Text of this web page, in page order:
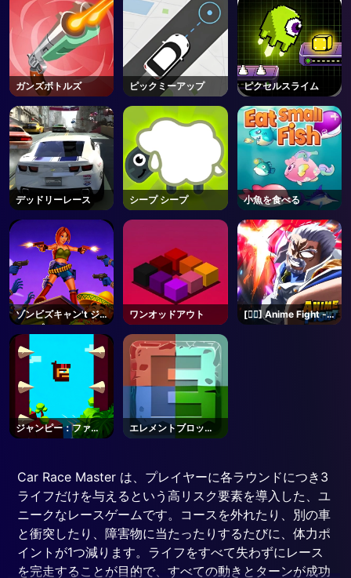
ガンズボトルズ ピックミーアップ ピクセルスライム
デッドリーレース シープ シープ 小魚を食べる
ゾンビズキャン't ジ
ャンプ2
ワンオッドアウト
[🏴‍☠️] Anime Fight -
Roblox
ジャンピー：ファー
ストジャンパー
エレメントブロック
ス
Car Race Master は、プレイヤーに各ラウンドにつき3
ライフだけを与えるという高リスク要素を導入した、ユ
ニークなレースゲームです。コースを外れたり、別の車
と衝突したり、障害物に当たったりするたびに、体力ポ
イントが1つ減ります。ライフをすべて失わずにレース
を完走することが目的で、すべての動きとターンが成功